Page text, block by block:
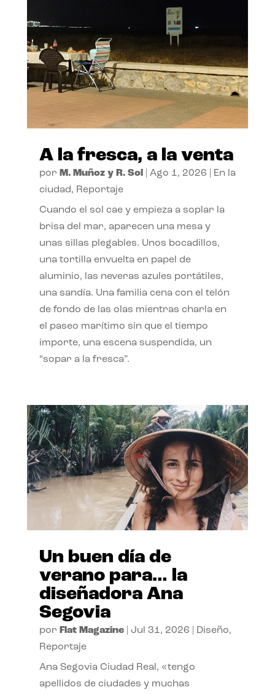
A la fresca, a la venta
por M. Muñoz y R. Sol| Ago 1, 2026
En la
ciudad, Reportaje
Cuando el sol cae y empieza a soplar la
brisa del mar, aparecen una mesa y
unas sillas plegables. Unos bocadillos,
una tortilla envuelta en papel de
aluminio, las neveras azules portátiles,
una sandía. Una familia cena con el telón
de fondo de las olas mientras charla en
el paseo marítimo sin que el tiempo
importe, una escena suspendida, un
“sopar a la fresca”.
Un buen día de
verano para… la
diseñadora Ana
Segovia
por Flat Magazine| Jul 31, 2026 Diseño,
Reportaje
Ana Segovia Ciudad Real, «tengo
apellidos de ciudades y muchas